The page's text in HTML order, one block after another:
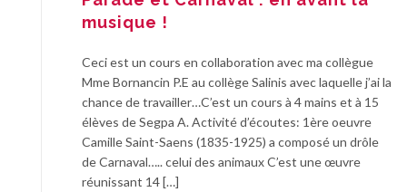
musique !
Ceci est un cours en collaboration avec ma collègue
Mme Bornancin P.E au collège Salinis avec laquelle j’ai la
chance de travailler…C’est un cours à 4 mains et à 15
élèves de Segpa A. Activité d’écoutes: 1ère oeuvre
Camille Saint-Saens (1835-1925) a composé un drôle
de Carnaval….. celui des animaux C’est une œuvre
réunissant 14 […]